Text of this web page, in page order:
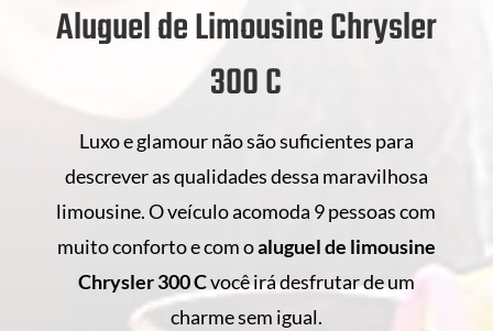
Aluguel de Limousine Chrysler
300 C
Luxo e glamour não são suficientes para
descrever as qualidades dessa maravilhosa
limousine. O veículo acomoda 9 pessoas com
muito conforto e com oaluguel de limousine
Chrysler 300 Cvocê irá desfrutar de um
charme sem igual.